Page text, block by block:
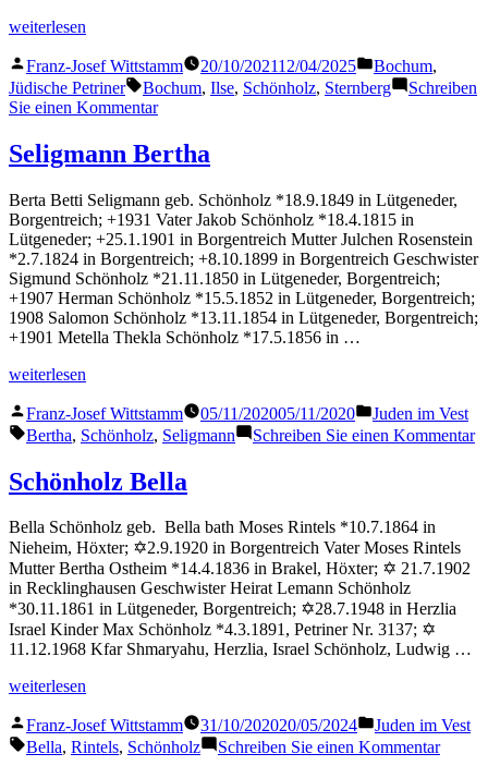
„Sternberg
weiterlesen
Veröffentlicht
von
Franz-Josef Wittstamm 20/10/202112/04/2025
Veröffentlicht
in
Bochum,
Jüdische Petriner
Schlagwörter:
Bochum, Ilse, Schönholz, Sternberg
Schreiben
Sie einen Kommentarzu
Ilse
Seligmann Bertha
Berta Betti Seligmann geb. Schönholz *18.9.1849 in Lütgeneder,
Borgentreich; +1931 Vater Jakob Schönholz *18.4.1815 in
Lütgeneder; +25.1.1901 in Borgentreich Mutter Julchen Rosenstein
*2.7.1824 in Borgentreich; +8.10.1899 in Borgentreich Geschwister
Sigmund Schönholz *21.11.1850 in Lütgeneder, Borgentreich;
+1907 Herman Schönholz *15.5.1852 in Lütgeneder, Borgentreich;
1908 Salomon Schönholz *13.11.1854 in Lütgeneder, Borgentreich;
+1901 Metella Thekla Schönholz *17.5.1856 in …
„Seligmann
weiterlesen
Veröffentlicht
von
Franz-Josef Wittstamm 05/11/202005/11/2020
Veröffentlicht
in
Juden im Vest
Schlagwörter:
Bertha, Schönholz, Seligmann Schreiben Sie einen Kommentar
Schönholz Bella
Bella Schönholz geb. Bella bath Moses Rintels *10.7.1864 in
Nieheim, Höxter; ✡2.9.1920 in Borgentreich Vater Moses Rintels
Mutter Bertha Ostheim *14.4.1836 in Brakel, Höxter; ✡ 21.7.1902
in Recklinghausen Geschwister Heirat Lemann Schönholz
*30.11.1861 in Lütgeneder, Borgentreich; ✡28.7.1948 in Herzlia
Israel Kinder Max Schönholz *4.3.1891, Petriner Nr. 3137; ✡
11.12.1968 Kfar Shmaryahu, Herzlia, Israel Schönholz, Ludwig …
„Schönholz
weiterlesen
Veröffentlicht
von
Franz-Josef Wittstamm 31/10/202020/05/2024
Veröffentlicht
in
Juden im Vest
Schlagwörter:
Bella, Rintels, Schönholz Schreiben Sie einen Kommentarzu